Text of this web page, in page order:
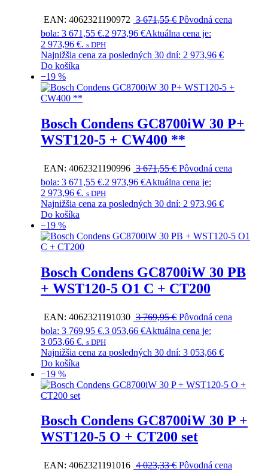
EAN: 4062321190972 3 671,55€ Pôvodná cena
bola: 3 671,55 €.2 973,96 €Aktuálna cena je:
2 973,96 €. s DPH
Najnižšia cena za posledných 30 dní: 2 973,96 €
Do košíka
−19 %
Bosch Condens GC8700iW 30 P+
WST120-5 + CW400 **
EAN: 4062321190996 3 671,55€ Pôvodná cena
bola: 3 671,55 €.2 973,96 €Aktuálna cena je:
2 973,96 €. s DPH
Najnižšia cena za posledných 30 dní: 2 973,96 €
Do košíka
−19 %
Bosch Condens GC8700iW 30 PB
+ WST120-5 O1 C + CT200
EAN: 4062321191030 3 769,95€ Pôvodná cena
bola: 3 769,95 €.3 053,66 €Aktuálna cena je:
3 053,66 €. s DPH
Najnižšia cena za posledných 30 dní: 3 053,66 €
Do košíka
−19 %
Bosch Condens GC8700iW 30 P +
WST120-5 O + CT200 set
EAN: 4062321191016 4 023,33€ Pôvodná cena